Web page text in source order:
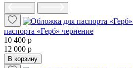
паспорта «Герб» чернение
10 400 р
12 000 р
В корзину